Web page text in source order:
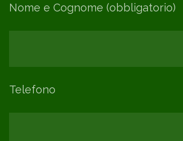
Nome e Cognome (obbligatorio)
Telefono